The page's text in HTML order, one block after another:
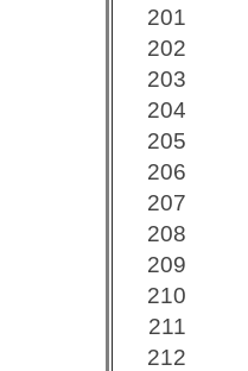
201
202
203
204
205
206
207
208
209
210
211
212